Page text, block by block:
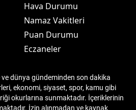
Hava Durumu
Namaz Vakitleri
Puan Durumu
Eczaneler
dünya gündeminden son dakika
ekonomi, siyaset, spor, kamu gibi
okurlarına sunmaktadır. İçeriklerinin
İzin alınmadan ve kaynak